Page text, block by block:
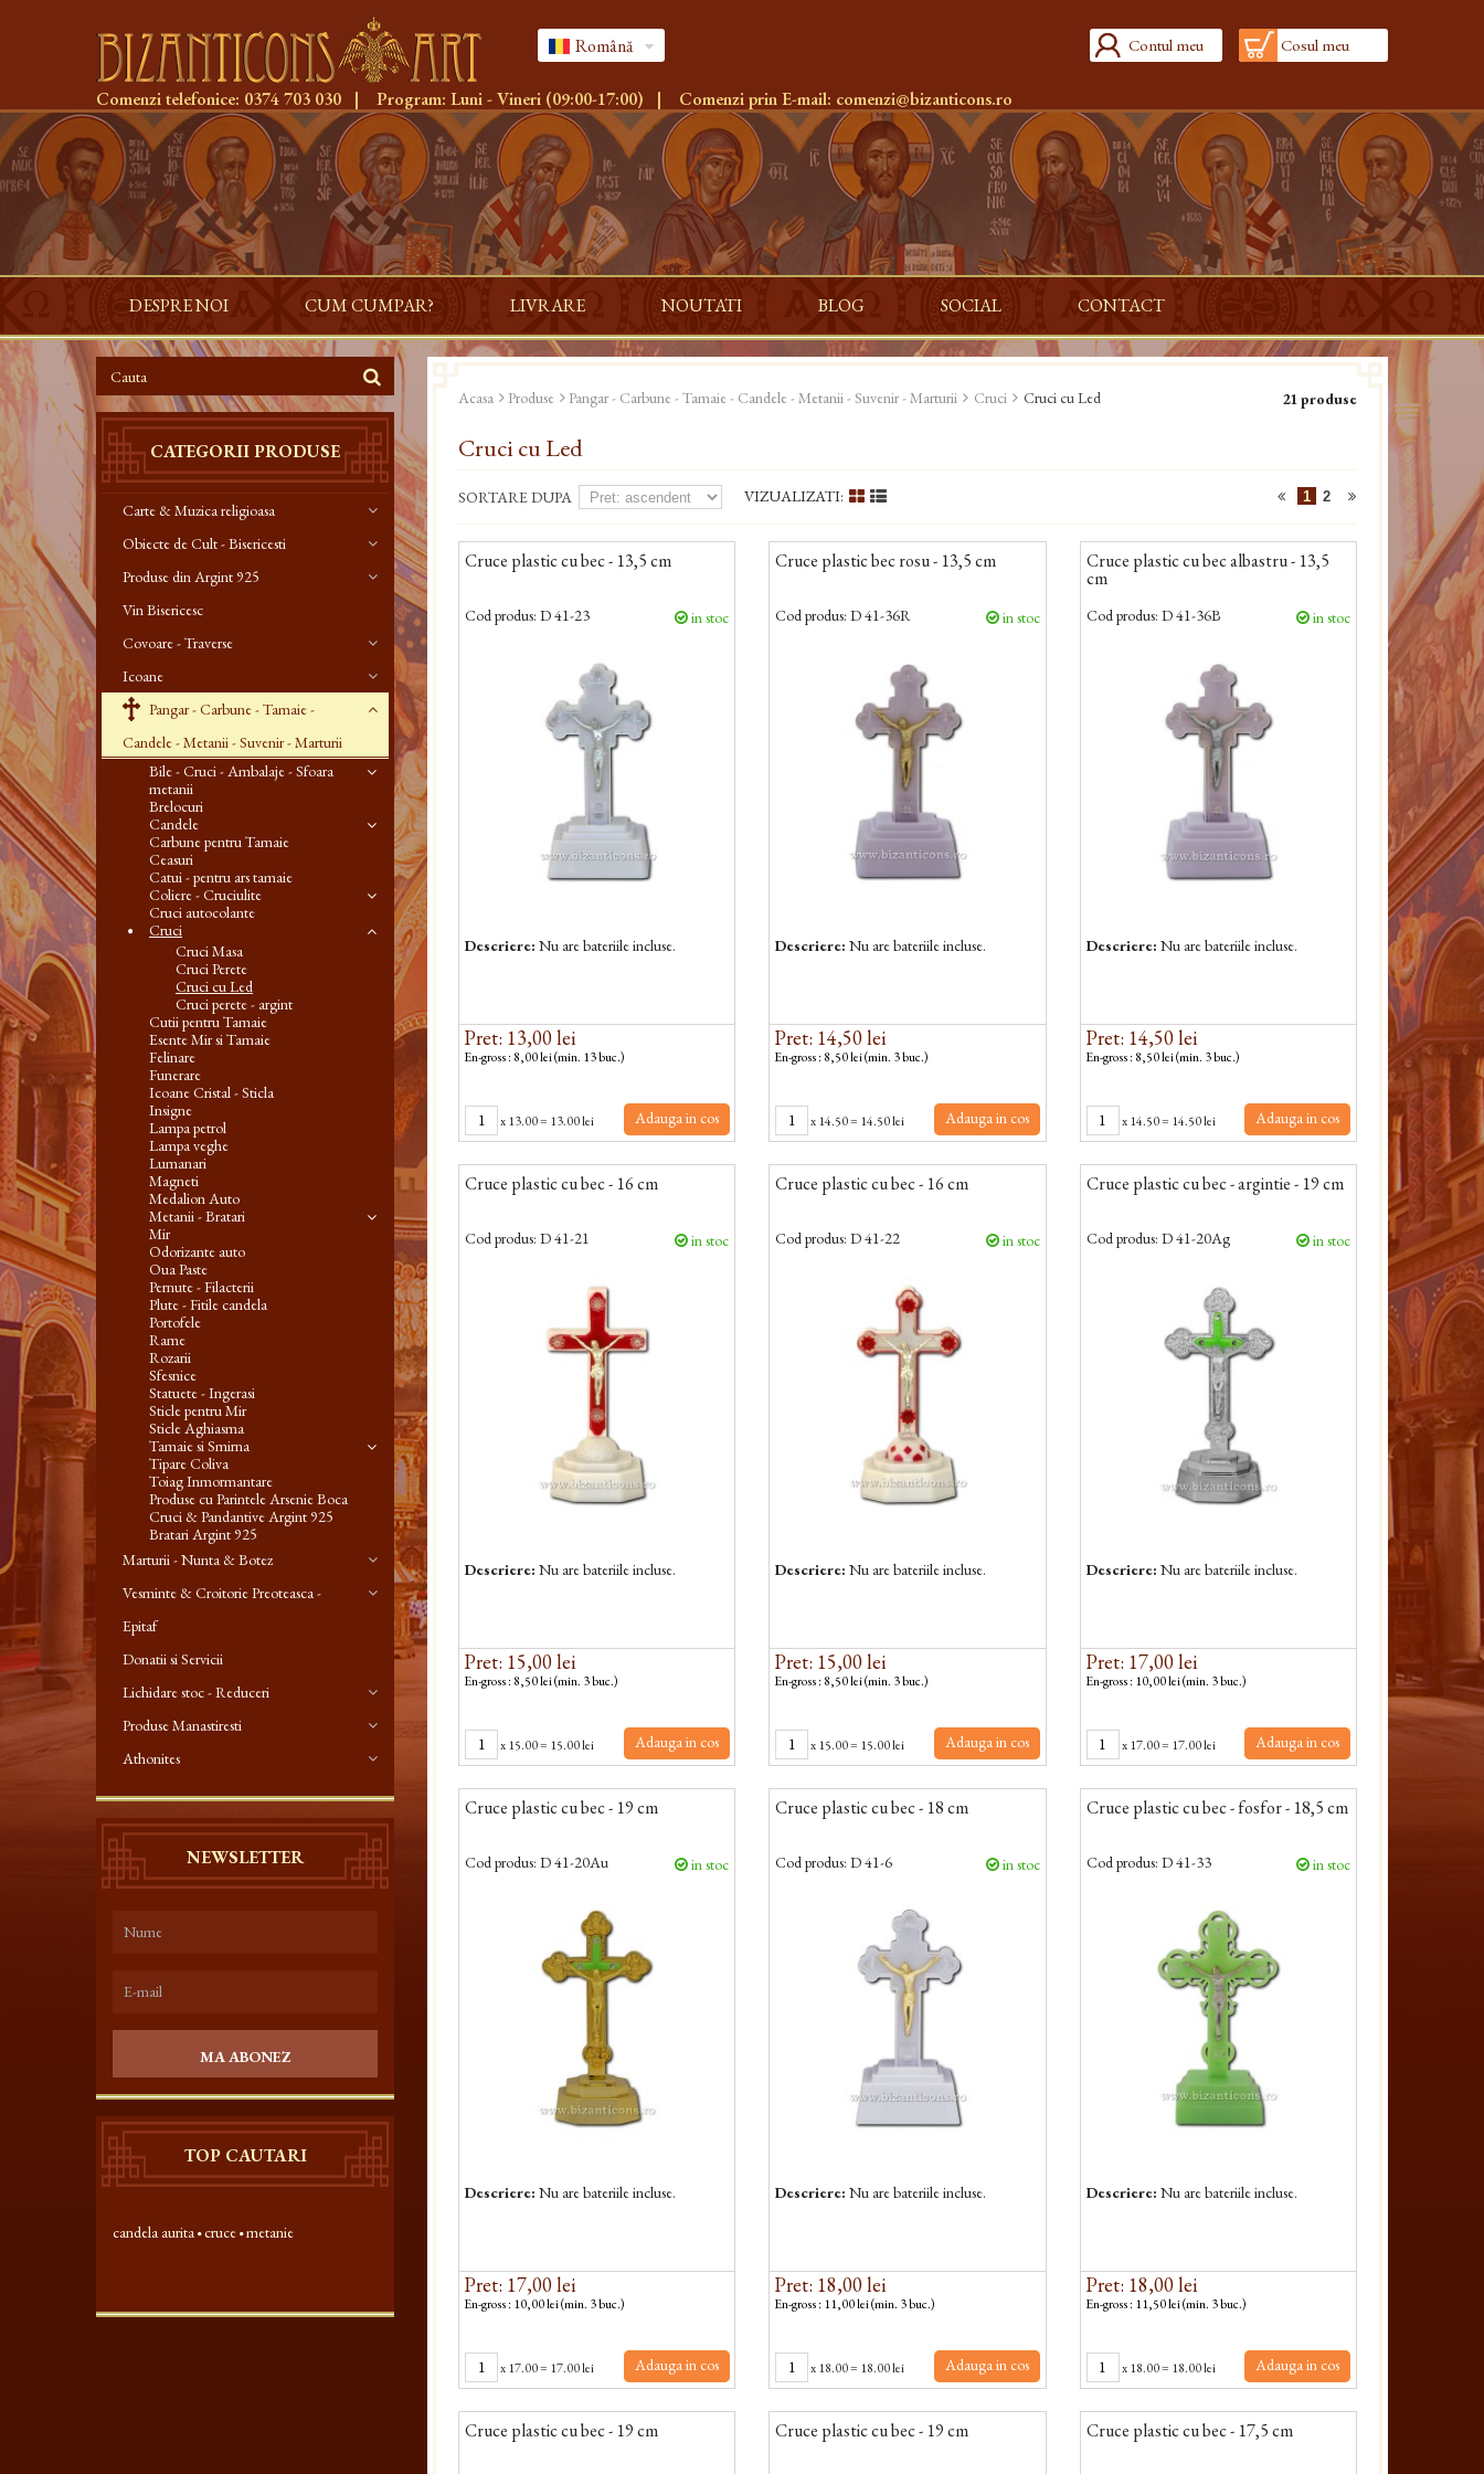
Română Contul meu Cosul meu
Comenzi telefonice: 0374 703 030 | Program: Luni - Vineri (09:00-17:00) | Comenzi prin E-mail: comenzi@bizanticons.ro
DESPRE NOI CUM CUMPAR? LIVRARE NOUTATI BLOG SOCIAL CONTACT
CATEGORII PRODUSE
Carte & Muzica religioasa
Obiecte de Cult - Bisericesti
Produse din Argint 925
Vin Bisericesc
Covoare - Traverse
Icoane
Pangar - Carbune - Tamaie -
Candele - Metanii - Suvenir - Marturii
Bile - Cruci - Ambalaje - Sfoara
metanii
Brelocuri
Candele
Carbune pentru Tamaie
Ceasuri
Catui - pentru ars tamaie
Coliere - Cruciulite
Cruci autocolante
Cruci
Cruci Masa
Cruci Perete
Cruci cu Led
Cruci perete - argint
Cutii pentru Tamaie
Esente Mir si Tamaie
Felinare
Funerare
Icoane Cristal - Sticla
Insigne
Lampa petrol
Lampa veghe
Lumanari
Magneti
Medalion Auto
Metanii - Bratari
Mir
Odorizante auto
Oua Paste
Pernute - Filacterii
Plute - Fitile candela
Portofele
Rame
Rozarii
Sfesnice
Statuete - Ingerasi
Sticle pentru Mir
Sticle Aghiasma
Tamaie si Smirna
Tipare Coliva
Toiag Inmormantare
Produse cu Parintele Arsenie Boca
Cruci & Pandantive Argint 925
Bratari Argint 925
Marturii - Nunta & Botez
Vesminte & Croitorie Preoteasca -
Epitaf
Donatii si Servicii
Lichidare stoc - Reduceri
Produse Manastiresti
Athonites
NEWSLETTER
MA ABONEZ
TOP CAUTARI
candela aurita cruce metanie
Acasa Produse Pangar - Carbune - Tamaie - Candele - Metanii - Suvenir - Marturii Cruci Cruci cu Led 21 produse
Cruci cu Led
SORTARE DUPA VIZUALIZATI: 1 2
Cruce plastic cu bec - 13,5 cm
Cod produs: D 41-23 in stoc
Descriere: Nu are bateriile incluse.
Pret: 13,00 lei
En-gross : 8,00 lei (min. 13 buc.)
x13.00= 13.00 lei Adauga in cos
Cruce plastic bec rosu - 13,5 cm
Cod produs: D 41-36R in stoc
Descriere:Nu are bateriile incluse.
Pret: 14,50 lei
En-gross : 8,50 lei (min. 3 buc.)
x14.50= 14.50 lei Adauga in cos
Cruce plastic cu bec albastru - 13,5
cm
Cod produs: D 41-36B in stoc
Descriere: Nu are bateriile incluse.
Pret: 14,50 lei
En-gross : 8,50 lei (min. 3 buc.)
x14.50= 14.50 lei Adauga in cos
Cruce plastic cu bec - 16 cm
Cod produs: D 41-21 in stoc
Descriere: Nu are bateriile incluse.
Pret: 15,00 lei
En-gross : 8,50 lei (min. 3 buc.)
x15.00= 15.00 lei Adauga in cos
Cruce plastic cu bec - 16 cm
Cod produs: D 41-22 in stoc
Descriere:Nu are bateriile incluse.
Pret: 15,00 lei
En-gross : 8,50 lei (min. 3 buc.)
x15.00= 15.00 lei Adauga in cos
Cruce plastic cu bec - argintie - 19 cm
Cod produs: D 41-20Ag in stoc
Descriere: Nu are bateriile incluse.
Pret: 17,00 lei
En-gross : 10,00 lei (min. 3 buc.)
x17.00= 17.00 lei Adauga in cos
Cruce plastic cu bec - 19 cm
Cod produs: D 41-20Au in stoc
Descriere: Nu are bateriile incluse.
Pret: 17,00 lei
En-gross : 10,00 lei (min. 3 buc.)
x17.00= 17.00 lei Adauga in cos
Cruce plastic cu bec - 18 cm
Cod produs: D 41-6 in stoc
Descriere:Nu are bateriile incluse.
Pret: 18,00 lei
En-gross : 11,00 lei (min. 3 buc.)
x18.00= 18.00 lei Adauga in cos
Cruce plastic cu bec - fosfor - 18,5 cm
Cod produs: D 41-33 in stoc
Descriere: Nu are bateriile incluse.
Pret: 18,00 lei
En-gross : 11,50 lei (min. 3 buc.)
x18.00= 18.00 lei Adauga in cos
Cruce plastic cu bec - 19 cm Cruce plastic cu bec - 19 cm Cruce plastic cu bec - 17,5 cm